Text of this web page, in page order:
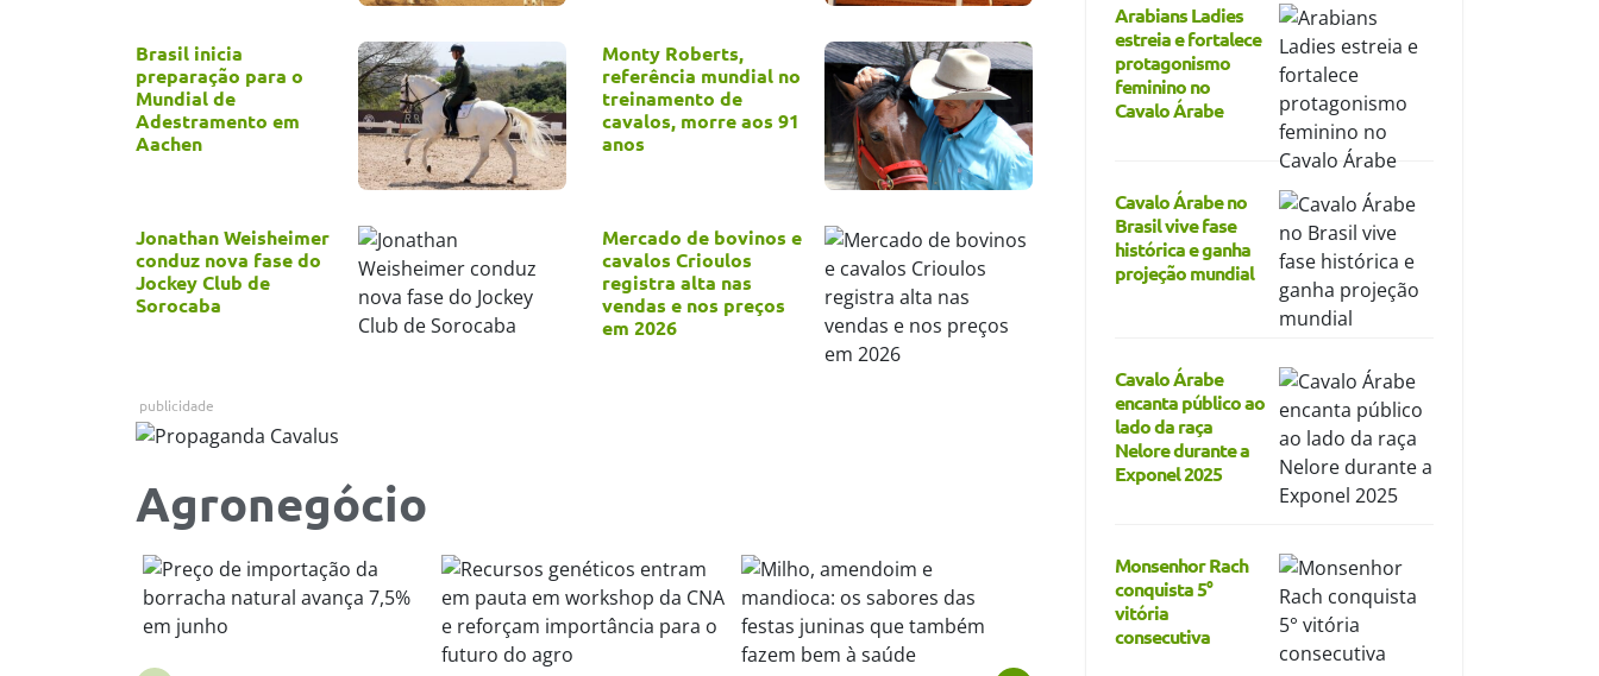
Brasil inicia
preparação para o
Mundial de
Adestramento em
Aachen
Monty Roberts,
referência mundial no
treinamento de
cavalos, morre aos 91
anos
Jonathan Weisheimer
conduz nova fase do
Jockey Club de
Sorocaba
Mercado de bovinos e
cavalos Crioulos
registra alta nas
vendas e nos preços
em 2026
publicidade
Agronegócio
Arabians Ladies
estreia e fortalece
protagonismo
feminino no
Cavalo Árabe
Cavalo Árabe no
Brasil vive fase
histórica e ganha
projeção mundial
Cavalo Árabe
encanta público ao
lado da raça
Nelore durante a
Exponel 2025
Monsenhor Rach
conquista 5°
vitória
consecutiva